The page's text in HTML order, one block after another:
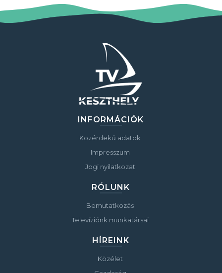
INFORMÁCIÓK
Közérdekű adatok
Impresszum
Jogi nyilatkozat
RÓLUNK
Bemutatkozás
Televíziónk munkatársai
HÍREINK
Közélet